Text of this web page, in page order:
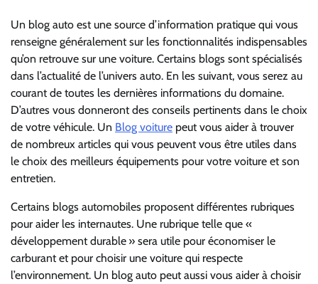
Un blog auto est une source d’information pratique qui vous
renseigne généralement sur les fonctionnalités indispensables
qu’on retrouve sur une voiture. Certains blogs sont spécialisés
dans l’actualité de l’univers auto. En les suivant, vous serez au
courant de toutes les dernières informations du domaine.
D’autres vous donneront des conseils pertinents dans le choix
de votre véhicule. Un Blog voiture peut vous aider à trouver
de nombreux articles qui vous peuvent vous être utiles dans
le choix des meilleurs équipements pour votre voiture et son
entretien.
Certains blogs automobiles proposent différentes rubriques
pour aider les internautes. Une rubrique telle que «
développement durable » sera utile pour économiser le
carburant et pour choisir une voiture qui respecte
l’environnement. Un blog auto peut aussi vous aider à choisir